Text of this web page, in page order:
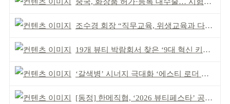
조수경 회장 “직무교육, 위생교육과 다르다”
19개 뷰티 박람회서 찾은 ‘9대 혁신 키워드’
‘갈색병’ 시너지 극대화 ‘에스티 로더 스킨부스터’ 출시
[동정] 한메직협, ‘2026 뷰티페스타’ 공동 주최